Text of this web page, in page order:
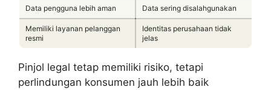
Data pengguna lebih aman Data sering disalahgunakan
Memiliki layanan pelanggan
resmi
Identitas perusahaan tidak
jelas
Pinjol legal tetap memiliki risiko, tetapi
perlindungan konsumen jauh lebih baik